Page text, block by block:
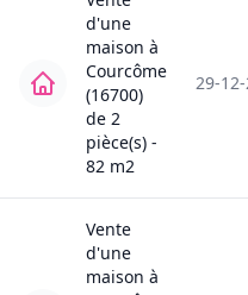
d'une
maison à
Courcôme
(16700)
de 2
pièce(s) -
82 m2
29-
Vente
d'une
maison à